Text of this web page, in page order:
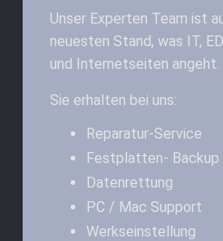
Unser Experten Team ist
neuesten Stand, was IT,
und Internetseiten angeht.
Sie erhalten bei uns:
Reparatur-Service
Festplatten- Backup
Datenrettung
PC / Mac Support
Werkseinstellung